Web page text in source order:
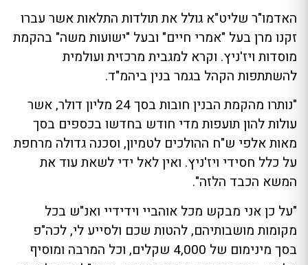
האדמו"ר שליט"א גולל את תולדות התלאות אשר עברו
זקנו מרן בעל "אמרי חיים" ובעל "ישועות משה" בהקמת
מוסדות ויז'ניץ. וקרא למגבית מרכזית ועולמית
להשתתפות הקהל בגמר בנין ביהמ"ד.
"נותרו מהקמת הבנין חובות בסך 24 מליון דולר, אשר
עולות להון תועפות מדי חודש בחדשו בכספים בסך
מאות אלפי ש"ח ההולכים לטמיון, וסכנה גדולה מרחפת
על כלל חסידי ויז'ניץ. ואין לאל ידי לשאת עוד את
המשא הכבד הלזה".
"על כן אני מבקש מכל אוהביי וידידיי ואנ"ש בכל
מקומות מושבותיהם, להטות שכם ולסייע לי, לכה"פ
בסך מינימום של 4,000 שקלים, וכל המרבה ומוסיף